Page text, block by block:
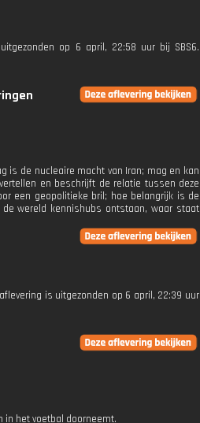
op 6 april, 22:58 uur bij SBS6.
is de nucleaire macht van Iran; mag en kan
en beschrijft de relatie tussen deze
een geopolitieke bril; hoe belangrijk is de
wereld kennishubs ontstaan, waar staat
is uitgezonden op 6 april, 22:39 uur
het voetbal doorneemt.